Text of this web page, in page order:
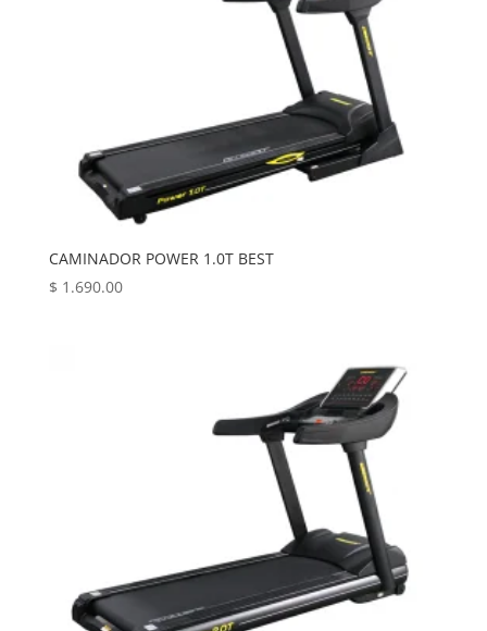
CAMINADOR POWER 1.0T BEST
$ 1.690.00